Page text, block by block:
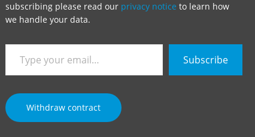
subscribing please read our privacy notice to learn how
we handle your data.
your
email…
Subscribe
Withdraw contract